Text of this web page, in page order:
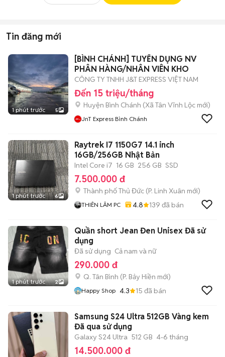
Tin đăng mới
1 phút trước 5
[BÌNH CHÁNH] TUYỂN DỤNG NV
PHÂN HÀNG/NHÂN VIÊN KHO
CÔNG TY TNHH J&T EXPRESS VIỆT NAM
Đến 15 triệu/tháng
Huyện Bình Chánh (Xã Tân Vĩnh Lộc mới)
JnT Express Bình Chánh
1 phút trước 6
Raytrek I7 1150G7 14.1 inch
16GB/256GB Nhật Bản
Intel Core i7 16 GB 256 GB SSD
7.500.000 đ
Thành phố Thủ Đức (P. Linh Xuân mới)
THIÊN LÂM PC 4.8 139 đã bán
1 phút trước 2
Quần short Jean Đen Unisex Đã sử
dụng
Đã sử dụng Cả nam và nữ
290.000 đ
Q. Tân Bình (P. Bảy Hiền mới)
Happy Shop 4.3 15 đã bán
Samsung S24 Ultra 512GB Vàng kem
Đã qua sử dụng
Galaxy S24 Ultra 512 GB 4-6 tháng
14.500.000 đ